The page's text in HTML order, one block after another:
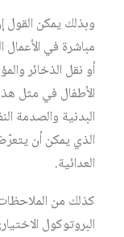
وبذلك يمكن القول
مباشرة في الأعمال
أو نقل الذخائر
الأطفال في مثل
البدنية والصدمة
الذي يمكن أن
العدائية.
كذلك من